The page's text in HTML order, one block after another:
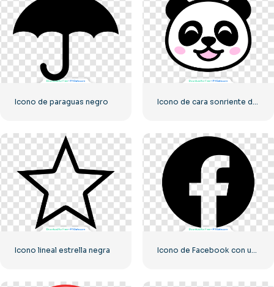
Icono de paraguas negro
Icono lineal estrella negra Icono de Facebook con un círculo negro